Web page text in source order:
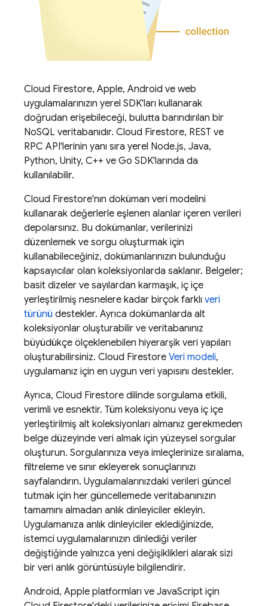
Cloud Firestore, Apple, Android ve web
uygulamalarınızın yerel SDK'ları kullanarak
doğrudan erişebileceği, bulutta barındırılan bir
NoSQL veritabanıdır. Cloud Firestore, REST ve
RPC API'lerinin yanı sıra yerel Node.js, Java,
Python, Unity, C++ ve Go SDK'larında da
kullanılabilir.
Cloud Firestore'nın doküman veri modelini
kullanarak değerlerle eşlenen alanlar içeren verileri
depolarsınız. Bu dokümanlar, verilerinizi
düzenlemek ve sorgu oluşturmak için
kullanabileceğiniz, dokümanlarınızın bulunduğu
kapsayıcılar olan koleksiyonlarda saklanır. Belgeler;
basit dizeler ve sayılardan karmaşık, iç içe
yerleştirilmiş nesnelere kadar birçok farklı veri
türünü destekler. Ayrıca dokümanlarda alt
koleksiyonlar oluşturabilir ve veritabanınız
büyüdükçe ölçeklenebilen hiyerarşik veri yapıları
oluşturabilirsiniz. Cloud Firestore Veri modeli,
uygulamanız için en uygun veri yapısını destekler.
Ayrıca, Cloud Firestore dilinde sorgulama etkili,
verimli ve esnektir. Tüm koleksiyonu veya iç içe
yerleştirilmiş alt koleksiyonları almanız gerekmeden
belge düzeyinde veri almak için yüzeysel sorgular
oluşturun. Sorgularınıza veya imleçlerinize sıralama,
filtreleme ve sınır ekleyerek sonuçlarınızı
sayfalandırın. Uygulamalarınızdaki verileri güncel
tutmak için her güncellemede veritabanınızın
tamamını almadan anlık dinleyiciler ekleyin.
Uygulamanıza anlık dinleyiciler eklediğinizde,
istemci uygulamalarınızın dinlediği veriler
değiştiğinde yalnızca yeni değişiklikleri alarak sizi
bir veri anlık görüntüsüyle bilgilendirir.
Android, Apple platformları ve JavaScript için